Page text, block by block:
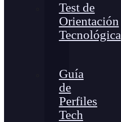
Test de
Orientación
Tecnológica
Guía
de
Perfiles
Tech